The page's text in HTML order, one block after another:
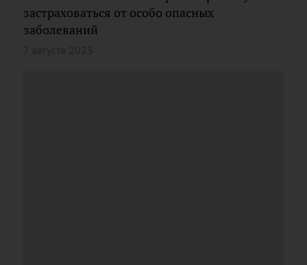
застраховаться от особо опасных
заболеваний